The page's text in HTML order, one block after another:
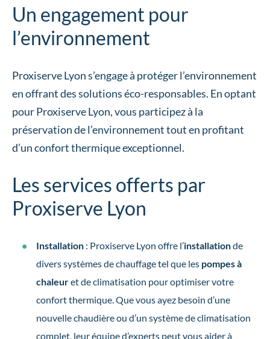
Un engagement pour
l’environnement
Proxiserve Lyon s’engage à protéger l’environnement
en offrant des solutions éco-responsables. En optant
pour Proxiserve Lyon, vous participez à la
préservation de l’environnement tout en profitant
d’un confort thermique exceptionnel.
Les services offerts par
Proxiserve Lyon
Installation : Proxiserve Lyon offre l’installationde
divers systèmes de chauffage tel que les pompes à
chaleuret de climatisation pour optimiser votre
confort thermique. Que vous ayez besoin d’une
nouvelle chaudière ou d’un système de climatisation
complet, leur équipe d’experts peut vous aider à